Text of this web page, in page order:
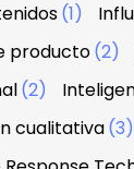
(1)
producto(2)
(2)
cualitativa(3)